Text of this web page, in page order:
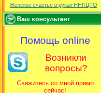
Женское счастье в руках ННПЦТО
Ваш консультант
Помощь online
Возникли
вопросы?
Свяжитесь со мной прямо
сейчас!